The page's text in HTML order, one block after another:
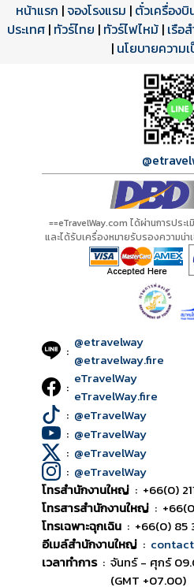
โปรแกรมทัวร์
ดาวน์โหล
รีวิวลูกค้าจริง
รีวิวจาก eTravelWay
ใบอนุญาตนำเที่ยว
เลขที่ 11/11450
เปิดห
หน้าแรก |จองโรงแรม | ตั๋วเครื่องบิ
ประเทศ | ทัวร์ไทย | ทัวร์ไฟไหม้ | เรือ
| นโยบายความ
==eTravelWay.com ได้ผ่านการปร
และได้รับเครื่องหมายรับรองความน่
: @etravelway
@etravelway.fire
: eTravelWay
eTravelWay.fire
: @eTravelWay
: @eTravelWay
: @eTravelWay
: @eTravelWay
โทรสำนักงานใหญ่ : +66(0)
โทรสารสำนักงานใหญ่ :
โทรเฉพาะฉุกเฉิน : +66(0) 85
อีเมล์สำนักงานใหญ่ :
เวลาทำการ : จันทร์ - ศุกร์
(GMT +07.00)